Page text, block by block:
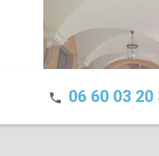
phone 06 60 03 20